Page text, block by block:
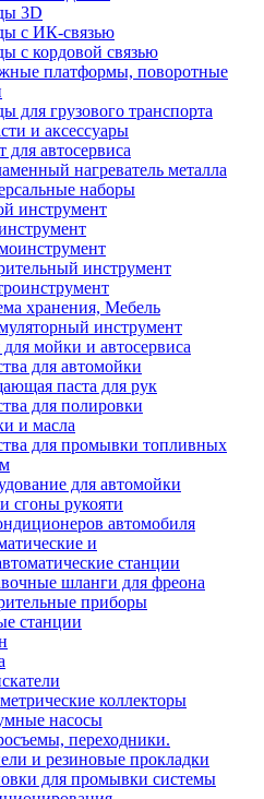
3D
с ИК-связью
с кордовой связью
платформы, поворотные
для грузового транспорта
и аксессуары
для автосервиса
нагреватель металла
наборы
инструмент
инструмент
хранения, Мебель
инструмент
мойки и автосервиса
для автомойки
паста для рук
для полировки
и масла
для промывки топливных
для автомойки
сгоны рукояти
автомобиля
и
станции
шланги для фреона
приборы
станции
коллекторы
насосы
переходники.
и резиновые прокладки
для промывки системы